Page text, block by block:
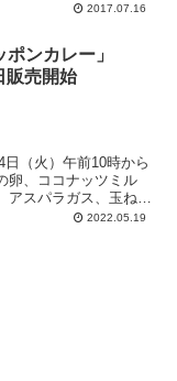
2017.07.16
ンカレー」
販売開始
（火）午前10時から
卵、ココナッツミル
スパラガス、玉ねぎ
「カニかま」も使用。
2022.05.19